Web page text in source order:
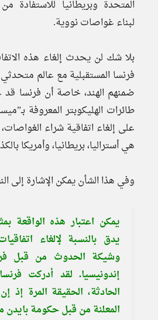
المتحدة وبريطانيا للاستفادة من
لبناء غواصات نووية.
بلا شك لن يحدث إلغاء هذه
فرنسا المستقبلية مع عالم متحدثي
ضمنهم الهند، خاصة أن فرنسا
طائرات الهليكوبتر المعروفة
على إلغاء اتفاقية شراء
هي أستراليا، بريطانيا، وأمريكا
وفي هذا الشأن يمكن الإشارة إلى
يمكن اعتبار هذه الواقعة
يدق بالنسبة لإلغاء
وشيكة الحدوث من قبل
إندونيسيا. لقد أدركت
الحادثة، الحقيقة المرة إذ
المعلنة من قبل حكومة